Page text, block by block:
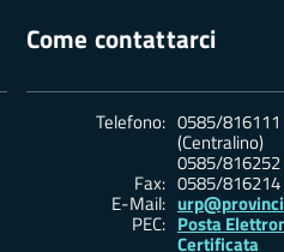
Come contattarci
Telefono: 0585/816111
(Centralino)
0585/816252
Fax: 0585/816214
E-Mail:
PEC: Posta
Certificata